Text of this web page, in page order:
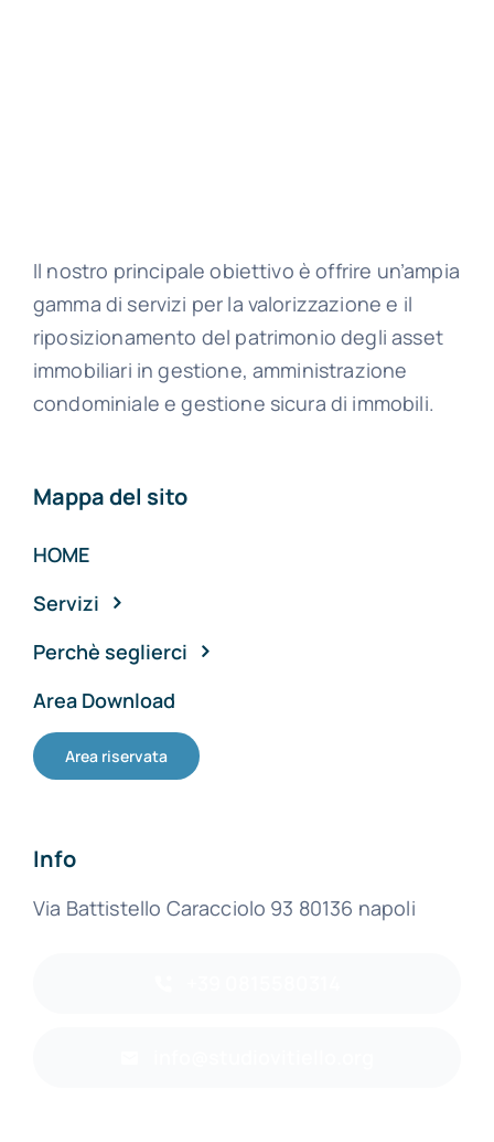
Il nostro principale obiettivo è offrire un’ampia
gamma di servizi per la valorizzazione e il
riposizionamento del patrimonio degli asset
immobiliari in gestione, amministrazione
condominiale e gestione sicura di immobili.
Mappa del sito
HOME
Servizi
Perchè seglierci
Area Download
Area riservata
Info
Via Battistello Caracciolo 93 80136 napoli